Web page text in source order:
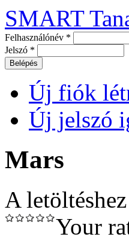
SMART
Felhasználónév *
Jelszó *
Új fiók
Új jelszó
Mars
A
Your